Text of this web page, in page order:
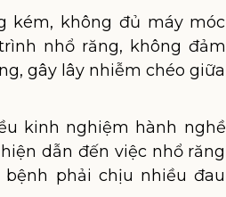
kém, không đủ máy móc
nhổ răng, không đảm
gây lây nhiễm chéo giữa
kinh nghiệm hành nghề
dẫn đến việc nhổ răng
phải chịu nhiều đau